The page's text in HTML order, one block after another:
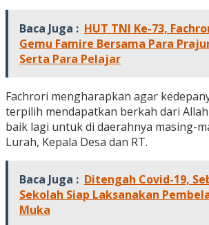
Baca Juga : HUT TNI Ke-73,
Gemu Famire Bersama Para
Serta Para Pelajar
Fachrori mengharapkan agar
terpilih mendapatkan berkah dari
baik lagi untuk di daerahnya masing-
Lurah, Kepala Desa dan RT.
Baca Juga : Ditengah Covid-19,
Sekolah Siap Laksanakan
Muka